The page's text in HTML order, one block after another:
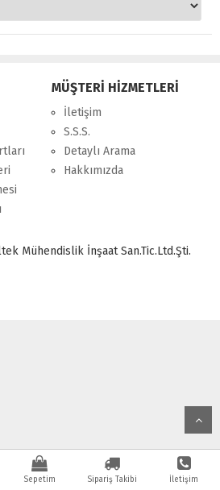
Sepetim Sipariş Takibi İletişim
MÜŞTERİ HİZMETLERİ
İletişim
S.S.S.
Detaylı Arama
Hakkımızda
Mühendislik İnşaat San.Tic.Ltd.Şti.